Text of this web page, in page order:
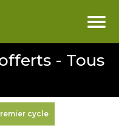
- Tous
cycle